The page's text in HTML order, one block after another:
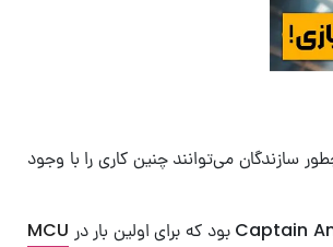
سازندگان می‌توانند چنین کاری را با وجود
MCU